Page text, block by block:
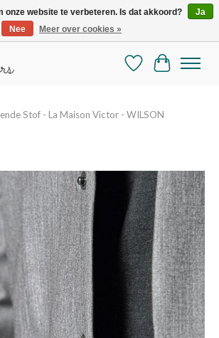
stoffen en mercerie
Verlanglijst
Stof - La Maison Victor - WILSON
image slideshow Items
onze website te verbeteren. Is dat akkoord?
Ja
Nee
Meer over cookies »